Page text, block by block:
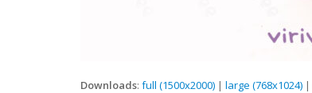
Downloads: full (1500x2000)| large (768x1024)|